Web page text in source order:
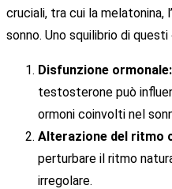
cruciali, tra cui la melatonina,
sonno. Uno squilibrio di
Disfunzione ormonale:
testosterone può
ormoni coinvolti nel
Alterazione del ritmo
perturbare il ritmo
irregolare.